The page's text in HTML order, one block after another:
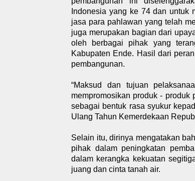
Indonesia yang ke 74 dan untuk
jasa para pahlawan yang telah
juga merupakan bagian dari
oleh berbagai pihak yang
Kabupaten Ende. Hasil dari
pembangunan.
“Maksud dan tujuan
mempromosikan produk -
sebagai bentuk rasa syukur
Ulang Tahun Kemerdekaan
Selain itu, dirinya mengatakan
pihak dalam peningkatan
dalam kerangka kekuatan
juang dan cinta tanah air.